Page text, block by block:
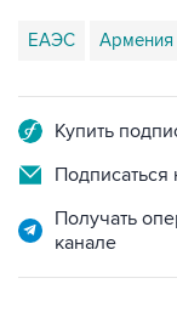
ЕАЭС Армения
Купить
Подписаться
Получать
канале